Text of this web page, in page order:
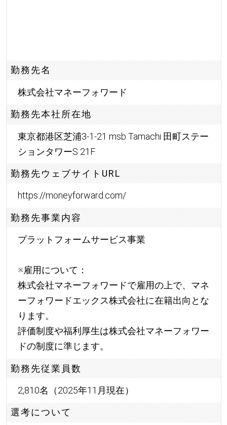
勤務先名
株式会社マネーフォワード
勤務先本社所在地
東京都港区芝浦3-1-21 msb Tamachi 田町ステー
ションタワーS 21F
勤務先ウェブサイトURL
https://moneyforward.com/
勤務先事業内容
プラットフォームサービス事業
※雇用について：
株式会社マネーフォワードで雇用の上で、マネ
ーフォワードエックス株式会社に在籍出向とな
ります。
評価制度や福利厚生は株式会社マネーフォワー
ドの制度に準じます。
勤務先従業員数
2,810名（2025年11月現在）
選考について